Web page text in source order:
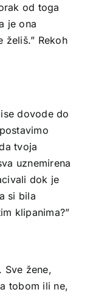
od toga
je ona
želiš.” Rekoh
dovode do
tvoja
uznemirena
dok je
si bila
klipanima?”
Sve žene,
tobom ili ne,